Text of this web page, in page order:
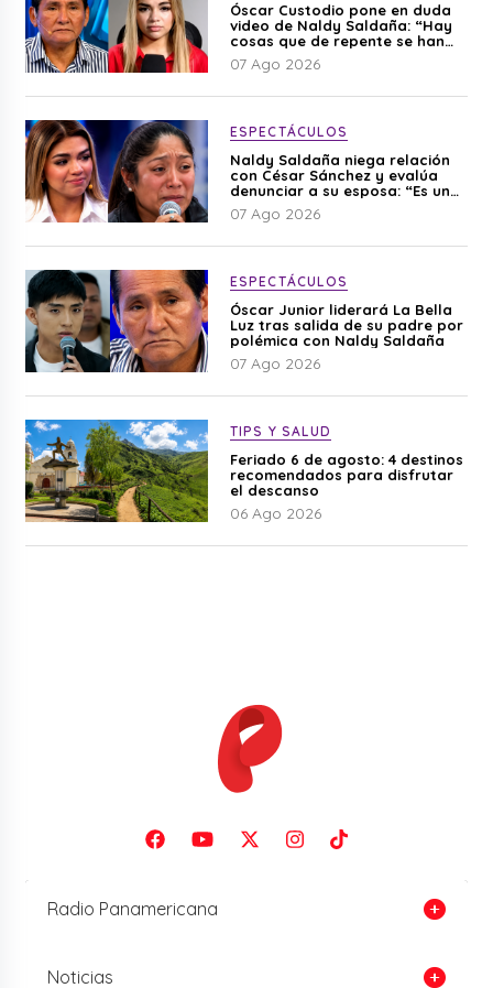
Óscar Custodio pone en duda
video de Naldy Saldaña: “Hay
cosas que de repente se han
editado”
07 Ago 2026
ESPECTÁCULOS
Naldy Saldaña niega relación
con César Sánchez y evalúa
denunciar a su esposa: “Es una
difamación”
07 Ago 2026
ESPECTÁCULOS
Óscar Junior liderará La Bella
Luz tras salida de su padre por
polémica con Naldy Saldaña
07 Ago 2026
TIPS Y SALUD
Feriado 6 de agosto: 4 destinos
recomendados para disfrutar
el descanso
06 Ago 2026
Radio Panamericana
Noticias